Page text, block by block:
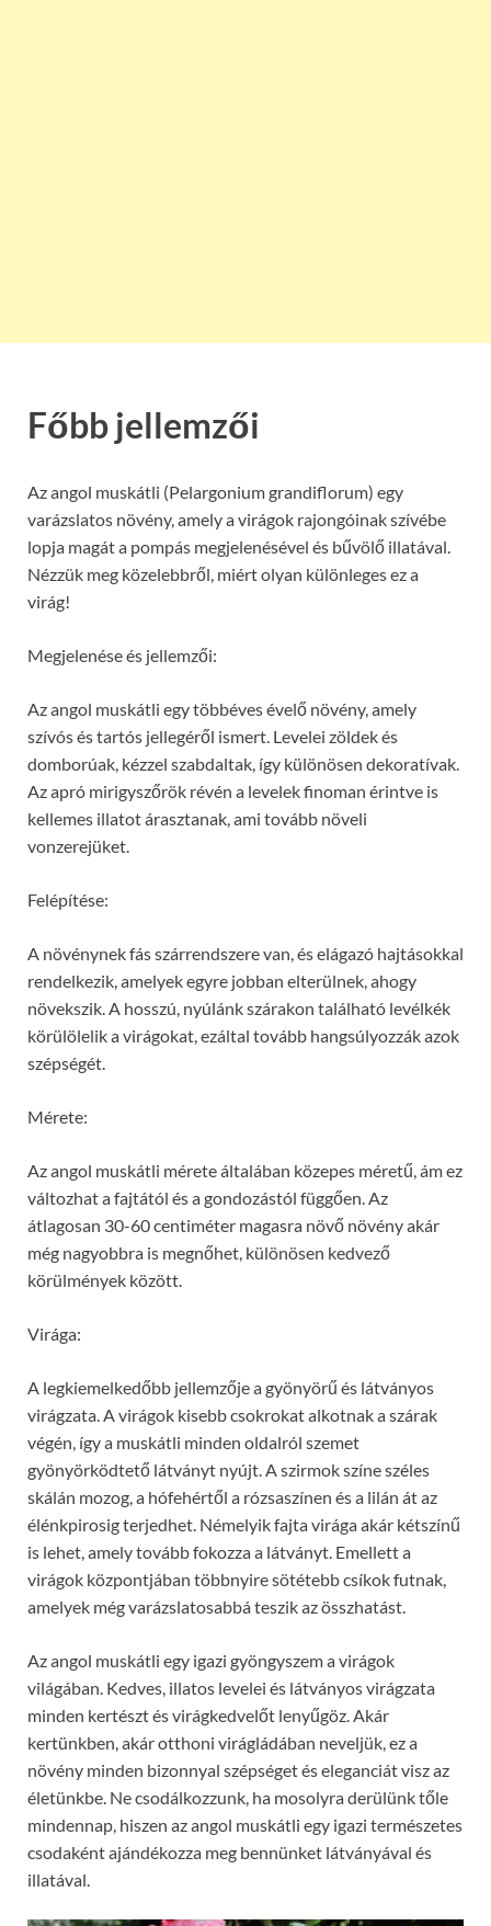
Főbb jellemzői
Az angol muskátli (Pelargonium grandiflorum) egy
varázslatos növény, amely a virágok rajongóinak szívébe
lopja magát a pompás megjelenésével és bűvölő illatával.
Nézzük meg közelebbről, miért olyan különleges ez a
virág!
Megjelenése és jellemzői:
Az angol muskátli egy többéves évelő növény, amely
szívós és tartós jellegéről ismert. Levelei zöldek és
domborúak, kézzel szabdaltak, így különösen dekoratívak.
Az apró mirigyszőrök révén a levelek finoman érintve is
kellemes illatot árasztanak, ami tovább növeli
vonzerejüket.
Felépítése:
A növénynek fás szárrendszere van, és elágazó hajtásokkal
rendelkezik, amelyek egyre jobban elterülnek, ahogy
növekszik. A hosszú, nyúlánk szárakon található levélkék
körülölelik a virágokat, ezáltal tovább hangsúlyozzák azok
szépségét.
Mérete:
Az angol muskátli mérete általában közepes méretű, ám ez
változhat a fajtától és a gondozástól függően. Az
átlagosan 30-60 centiméter magasra növő növény akár
még nagyobbra is megnőhet, különösen kedvező
körülmények között.
Virága:
A legkiemelkedőbb jellemzője a gyönyörű és látványos
virágzata. A virágok kisebb csokrokat alkotnak a szárak
végén, így a muskátli minden oldalról szemet
gyönyörködtető látványt nyújt. A szirmok színe széles
skálán mozog, a hófehértől a rózsaszínen és a lilán át az
élénkpirosig terjedhet. Némelyik fajta virága akár kétszínű
is lehet, amely tovább fokozza a látványt. Emellett a
virágok központjában többnyire sötétebb csíkok futnak,
amelyek még varázslatosabbá teszik az összhatást.
Az angol muskátli egy igazi gyöngyszem a virágok
világában. Kedves, illatos levelei és látványos virágzata
minden kertészt és virágkedvelőt lenyűgöz. Akár
kertünkben, akár otthoni virágládában neveljük, ez a
növény minden bizonnyal szépséget és eleganciát visz az
életünkbe. Ne csodálkozzunk, ha mosolyra derülünk tőle
mindennap, hiszen az angol muskátli egy igazi természetes
csodaként ajándékozza meg bennünket látványával és
illatával.